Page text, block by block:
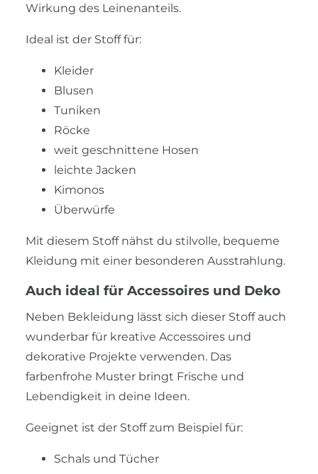
Wirkung des Leinenanteils.
Ideal ist der Stoff für:
Kleider
Blusen
Tuniken
Röcke
weit geschnittene Hosen
leichte Jacken
Kimonos
Überwürfe
Mit diesem Stoff nähst du stilvolle, bequeme
Kleidung mit einer besonderen Ausstrahlung.
Auch ideal für Accessoires und Deko
Neben Bekleidung lässt sich dieser Stoff auch
wunderbar für kreative Accessoires und
dekorative Projekte verwenden. Das
farbenfrohe Muster bringt Frische und
Lebendigkeit in deine Ideen.
Geeignet ist der Stoff zum Beispiel für:
Schals und Tücher